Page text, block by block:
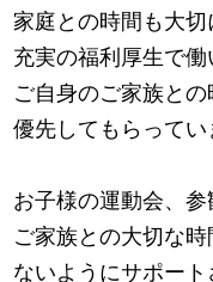
家庭との時間も大切
充実の福利厚生で
ご自身のご家族と
優先してもらってい
お子様の運動会、
ご家族との大切な
ないようにサポー